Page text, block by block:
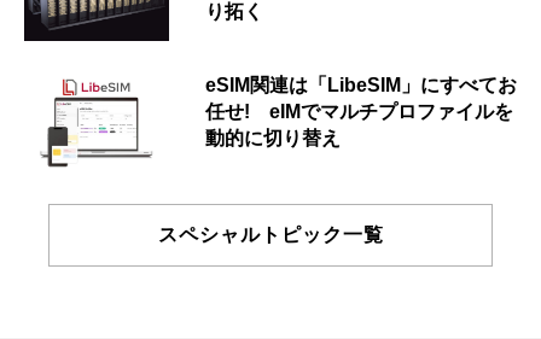
り拓く
eSIM関連は「LibeSIM」にすべてお
任せ! eIMでマルチプロファイルを
動的に切り替え
スペシャルトピック一覧